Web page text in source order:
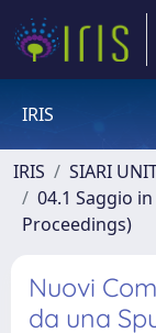
IRIS
IRIS SIARI
04.1 Saggio
Proceedings)
Nuovi
da una